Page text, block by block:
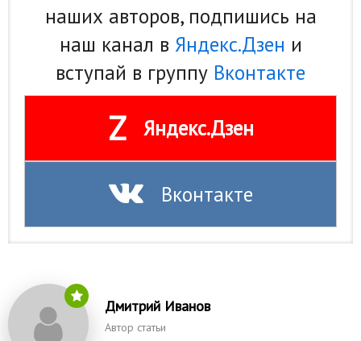
наших авторов, подпишись на
наш канал в Яндекс.Дзен и
вступай в группу Вконтакте
Z Яндекс.Дзен
Вконтакте
Дмитрий Иванов
Автор статьи